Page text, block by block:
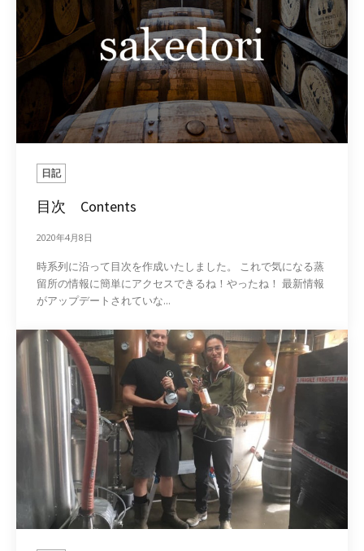
日記
目次 Contents
2020年4月8日
時系列に沿って目次を作成いたしました。 これで気になる蒸
留所の情報に簡単にアクセスできるね！やったね！ 最新情報
がアップデートされていな...